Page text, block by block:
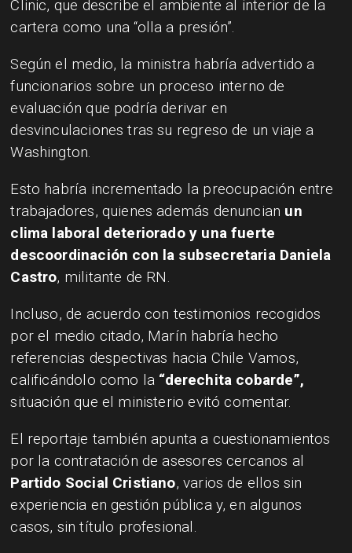
Clinic, que describe el ambiente al interior de la
cartera como una “olla a presión”.
Según el medio, la ministra habría advertido a
funcionarios sobre un proceso interno de
evaluación que podría derivar en
desvinculaciones tras su regreso de un viaje a
Washington.
Esto habría incrementado la preocupación entre
trabajadores, quienes además denuncian un
clima laboral deteriorado y una fuerte
descoordinación con la subsecretaria Daniela
Castro, militante de RN.
Incluso, de acuerdo con testimonios recogidos
por el medio citado, Marín habría hecho
referencias despectivas hacia Chile Vamos,
calificándolo como la “derechita cobarde”,
situación que el ministerio evitó comentar.
El reportaje también apunta a cuestionamientos
por la contratación de asesores cercanos al
Partido Social Cristiano, varios de ellos sin
experiencia en gestión pública y, en algunos
casos, sin título profesional.